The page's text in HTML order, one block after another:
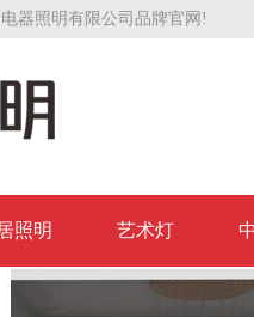
器照明有限公司品牌官网!
照明 艺术灯